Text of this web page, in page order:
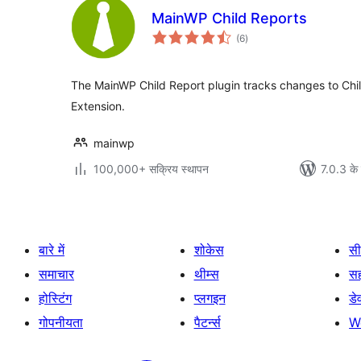
MainWP Child Reports
(6कुल
दर)
The MainWP Child Report plugin tracks changes to
Extension.
mainwp
100,000+ सक्रिय स्थापन
7.0.3 के
बारे में
समाचार
होस्टिंग
गोपनीयता
शोकेस
थीम्स
प्लगइन
पैटर्न्स